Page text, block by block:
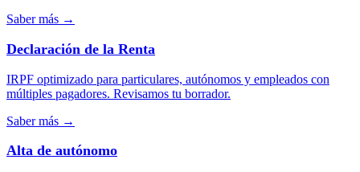
Saber más →
Declaración de la Renta
IRPF optimizado para particulares, autónomos y empleados con
múltiples pagadores. Revisamos tu borrador.
Saber más →
Alta de autónomo